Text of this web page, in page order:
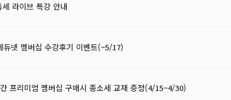
라이브 특강 안내
듀넷 멤버십 수강후기 이벤트(~5/17)
프리미엄 멤버십 구매시 종소세 교재 증정(4/15~4/30)